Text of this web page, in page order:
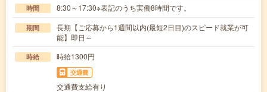
時間 8:30～17:30※表記のうち実働8時間です。
期間
長期【ご応募から1週間以内(最短2日目)のスピード就業が可
能】即日～
時給 時給1300円
交通費
交通費支給有り